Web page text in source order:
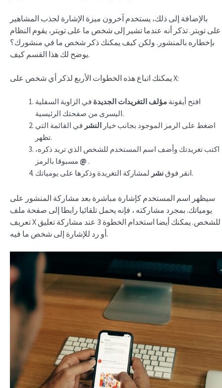
بالإضافة إلى ذلك، يستخدم آخرون ميزة الإشارة لجذب المشاهير
على تويتر. تذكر أنه عندما تشير إلى شخص ما على تويتر، يقوم النظام
بإخطاره بالمنشور. ولكن كيف يمكنك ذكر شخص ما في منشورك؟
يوضح لك هذا القسم كيف.
يمكنك اتباع هذه الخطوات الأربع لذكر أي شخص على X:
افتح أيقونة مؤلف التغريدات الجديدة في الزاوية السفلية
اليسرى من صفحتك الرئيسية.
اضغط على الرمز الموجود بجانب خيار النشر في القائمة التي
تظهر.
اكتب تغريدتك وأضف اسم المستخدم للشخص الذي تريد ذكره،
@ .
انقر فوقنشر لمشاركة التغريدة وذكرها على يومياتك.
سيظهر اسم المستخدم كإشارة مباشرة بعد مشاركة المنشور على
يومياتك. بمجرد مشاركته ، فإنه يحمل تلقائيا رابطا إلى صفحة ملف
تعريف X للشخص. يمكنك أيضا استخدام الخطوة 3 عند مشاركة تعليق
أو رد للإشارة إلى شخص ما فيه.